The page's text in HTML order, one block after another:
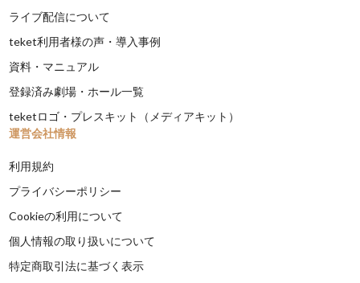
ライブ配信について
teket利用者様の声・導入事例
資料・マニュアル
登録済み劇場・ホール一覧
teketロゴ・プレスキット（メディアキット）
運営会社情報
利用規約
プライバシーポリシー
Cookieの利用について
個人情報の取り扱いについて
特定商取引法に基づく表示